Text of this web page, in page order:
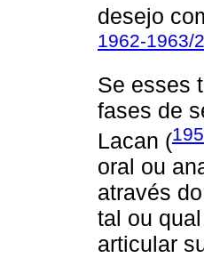
desejo
1962-1963/
Se esses
fases de
Lacan (
oral ou
através
tal ou
articular